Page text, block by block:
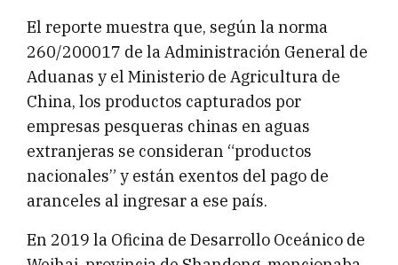
El reporte muestra que, según la norma
260/200017 de la Administración General de
Aduanas y el Ministerio de Agricultura de
China, los productos capturados por
empresas pesqueras chinas en aguas
extranjeras se consideran “productos
nacionales” y están exentos del pago de
aranceles al ingresar a ese país.
En 2019 la Oficina de Desarrollo Oceánico de